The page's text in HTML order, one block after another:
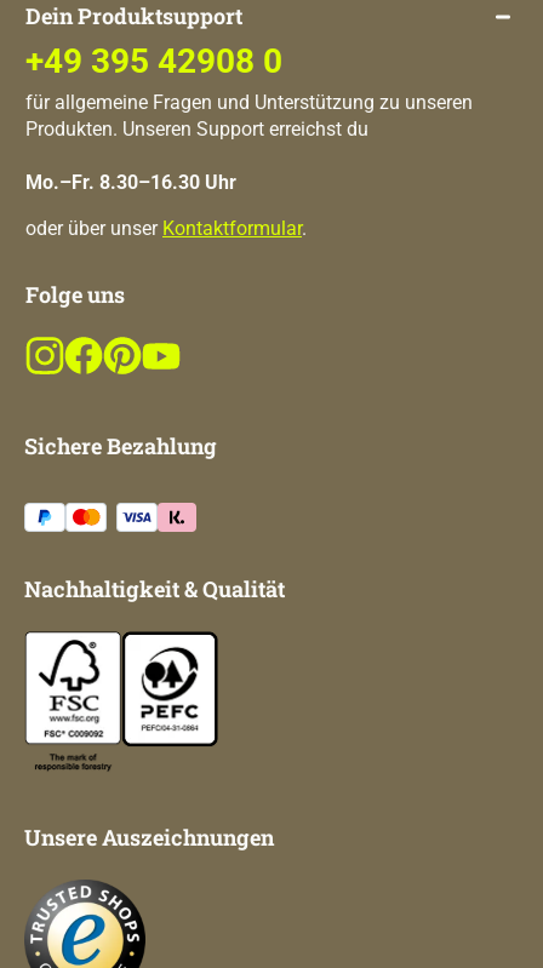
Dein Produktsupport
+49 395 42908 0
für allgemeine Fragen und Unterstützung zu unseren
Produkten. Unseren Support erreichst du
Mo.–Fr. 8.30–16.30 Uhr
oder über unser Kontaktformular.
Folge uns
Sichere Bezahlung
Nachhaltigkeit & Qualität
Unsere Auszeichnungen